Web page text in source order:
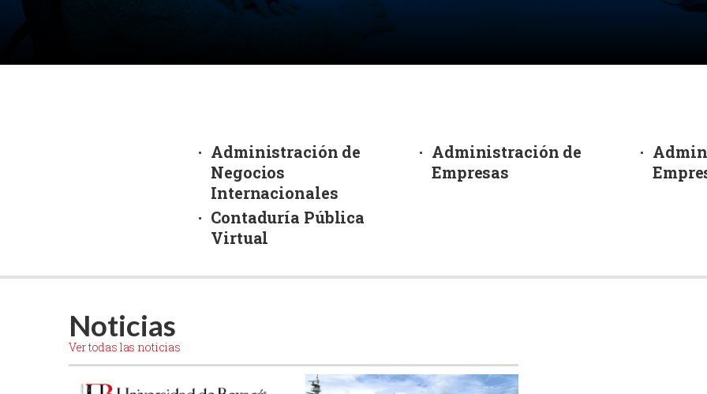
Administración de
Negocios
Internacionales
Administración de
Empresas
Contaduría Pública
Virtual
Noticias
Ver todas las noticias